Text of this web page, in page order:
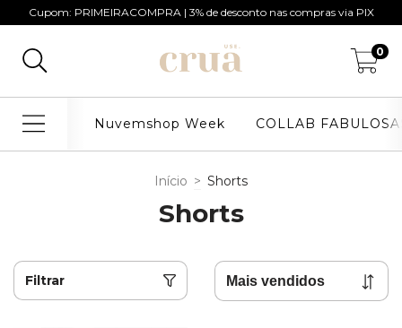
Cupom: PRIMEIRACOMPRA | 3% de desconto nas compras via PIX
0
Nuvemshop Week COLLAB
Início > Shorts
Shorts
Filtrar